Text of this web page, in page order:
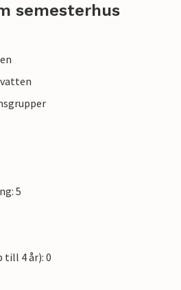
semesterhus
5
till 4 år): 0